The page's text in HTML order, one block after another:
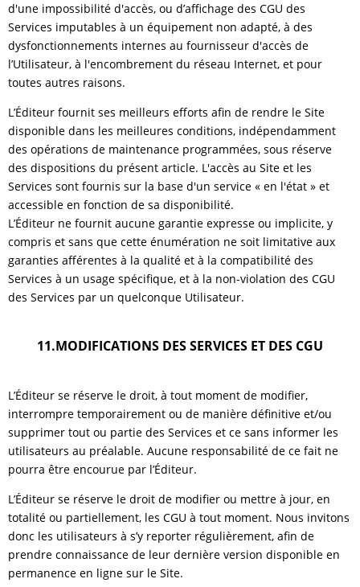
d'une impossibilité d'accès, ou d’affichage des CGU des
Services imputables à un équipement non adapté, à des
dysfonctionnements internes au fournisseur d'accès de
l’Utilisateur, à l'encombrement du réseau Internet, et pour
toutes autres raisons.
L’Éditeur fournit ses meilleurs efforts afin de rendre le Site
disponible dans les meilleures conditions, indépendamment
des opérations de maintenance programmées, sous réserve
des dispositions du présent article. L'accès au Site et les
Services sont fournis sur la base d'un service « en l'état » et
accessible en fonction de sa disponibilité.
L’Éditeur ne fournit aucune garantie expresse ou implicite, y
compris et sans que cette énumération ne soit limitative aux
garanties afférentes à la qualité et à la compatibilité des
Services à un usage spécifique, et à la non-violation des CGU
des Services par un quelconque Utilisateur.
11.MODIFICATIONS DES SERVICES ET DES CGU
L’Éditeur se réserve le droit, à tout moment de modifier,
interrompre temporairement ou de manière définitive et/ou
supprimer tout ou partie des Services et ce sans informer les
utilisateurs au préalable. Aucune responsabilité de ce fait ne
pourra être encourue par l’Éditeur.
L’Éditeur se réserve le droit de modifier ou mettre à jour, en
totalité ou partiellement, les CGU à tout moment. Nous invitons
donc les utilisateurs à s’y reporter régulièrement, afin de
prendre connaissance de leur dernière version disponible en
permanence en ligne sur le Site.